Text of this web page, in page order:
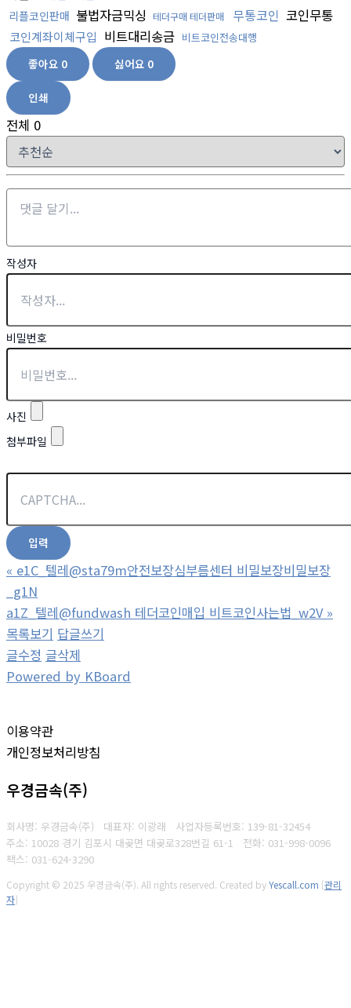
리플코인판매 불법자금믹싱 테더구매 테더판매 무통코인 코인무통
코인계좌이체구입 비트대리송금 비트코인전송대행
좋아요 0 싫어요 0
인쇄
전체 0
작성자
비밀번호
사진
첨부파일
« e1C_텔레@sta79m안전보장심부름센터 비밀보장비밀보장
_g1N
a1Z_텔레@fundwash 테더코인매입 비트코인사는법_w2V »
목록보기 답글쓰기
글수정 글삭제
Powered by KBoard
이용약관
개인정보처리방침
우경금속(주)
회사명: 우경금속(주) 대표자: 이광래 사업자등록번호: 139-81-32454
주소: 10028 경기 김포시 대곶면 대곶로328번길 61-1 전화: 031-998-0096
팩스: 031-624-3290
Copyright © 2025 우경금속(주). All rights reserved. Created byYescall.com [관리
자]